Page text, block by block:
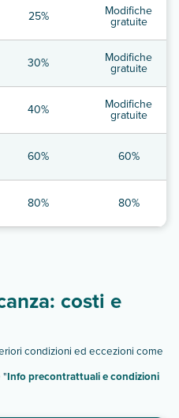
25% Modifiche
gratuite
30% Modifiche
gratuite
40% Modifiche
gratuite
60% 60%
80% 80%
costi e
condizioni ed eccezioni come
"Info precontrattuali e condizioni